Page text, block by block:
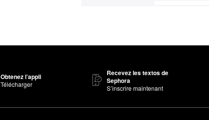
Obtenez l’appli
Télécharger
Recevez les textos de
Sephora
S’inscrire maintenant